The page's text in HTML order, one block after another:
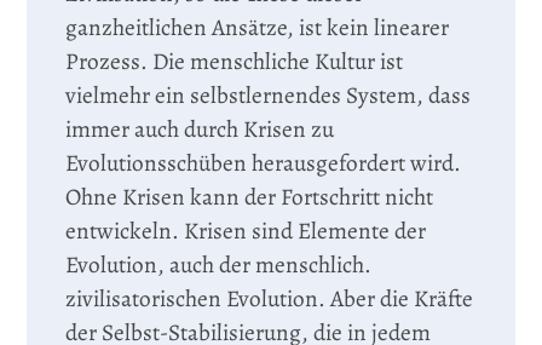
ganzheitlichen Ansätze, ist kein linearer
Prozess. Die menschliche Kultur ist
vielmehr ein selbstlernendes System, dass
immer auch durch Krisen zu
Evolutionsschüben herausgefordert wird.
Ohne Krisen kann der Fortschritt nicht
entwickeln. Krisen sind Elemente der
Evolution, auch der menschlich.
zivilisatorischen Evolution. Aber die Kräfte
der Selbst-Stabilisierung, die in jedem